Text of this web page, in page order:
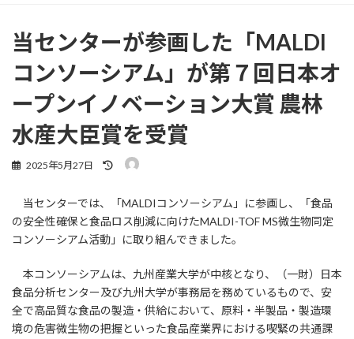
当センターが参画した「MALDI
コンソーシアム」が第７回日本オ
ープンイノベーション大賞 農林
水産大臣賞を受賞
2025年5月27日
最
新
日
時
当センターでは、「MALDIコンソーシアム」に参画し、「食品
の安全性確保と食品ロス削減に向けたMALDI-TOF MS微生物同定
コンソーシアム活動」に取り組んできました。
本コンソーシアムは、九州産業大学が中核となり、（一財）日本
食品分析センター及び九州大学が事務局を務めているもので、安
全で高品質な食品の製造・供給において、原料・半製品・製造環
境の危害微生物の把握といった食品産業界における喫緊の共通課